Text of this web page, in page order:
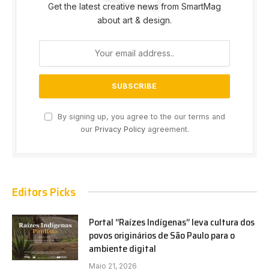
Get the latest creative news from SmartMag
about art & design.
By signing up, you agree to the our terms and
our Privacy Policyagreement.
Editors Picks
Portal “Raízes Indígenas” leva cultura dos
povos originários de São Paulo para o
ambiente digital
Maio 21, 2026